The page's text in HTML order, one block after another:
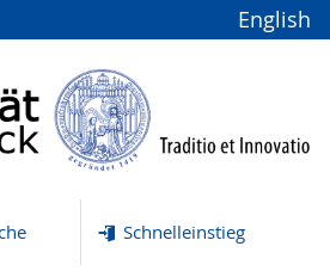
English
Schnelleinstieg